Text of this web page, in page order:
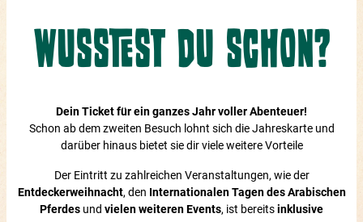
Wusstest du schon?
Dein Ticket für ein ganzes Jahr voller Abenteuer!
Schon ab dem zweiten Besuch lohnt sich die Jahreskarte und
darüber hinaus bietet sie dir viele weitere Vorteile
Der Eintritt zu zahlreichen Veranstaltungen, wie der
Entdeckerweihnacht, den Internationalen Tagen des Arabischen
Pferdes und vielen weiteren Events, ist bereitsinklusive